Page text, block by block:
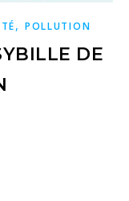
, POLLUTION
DE